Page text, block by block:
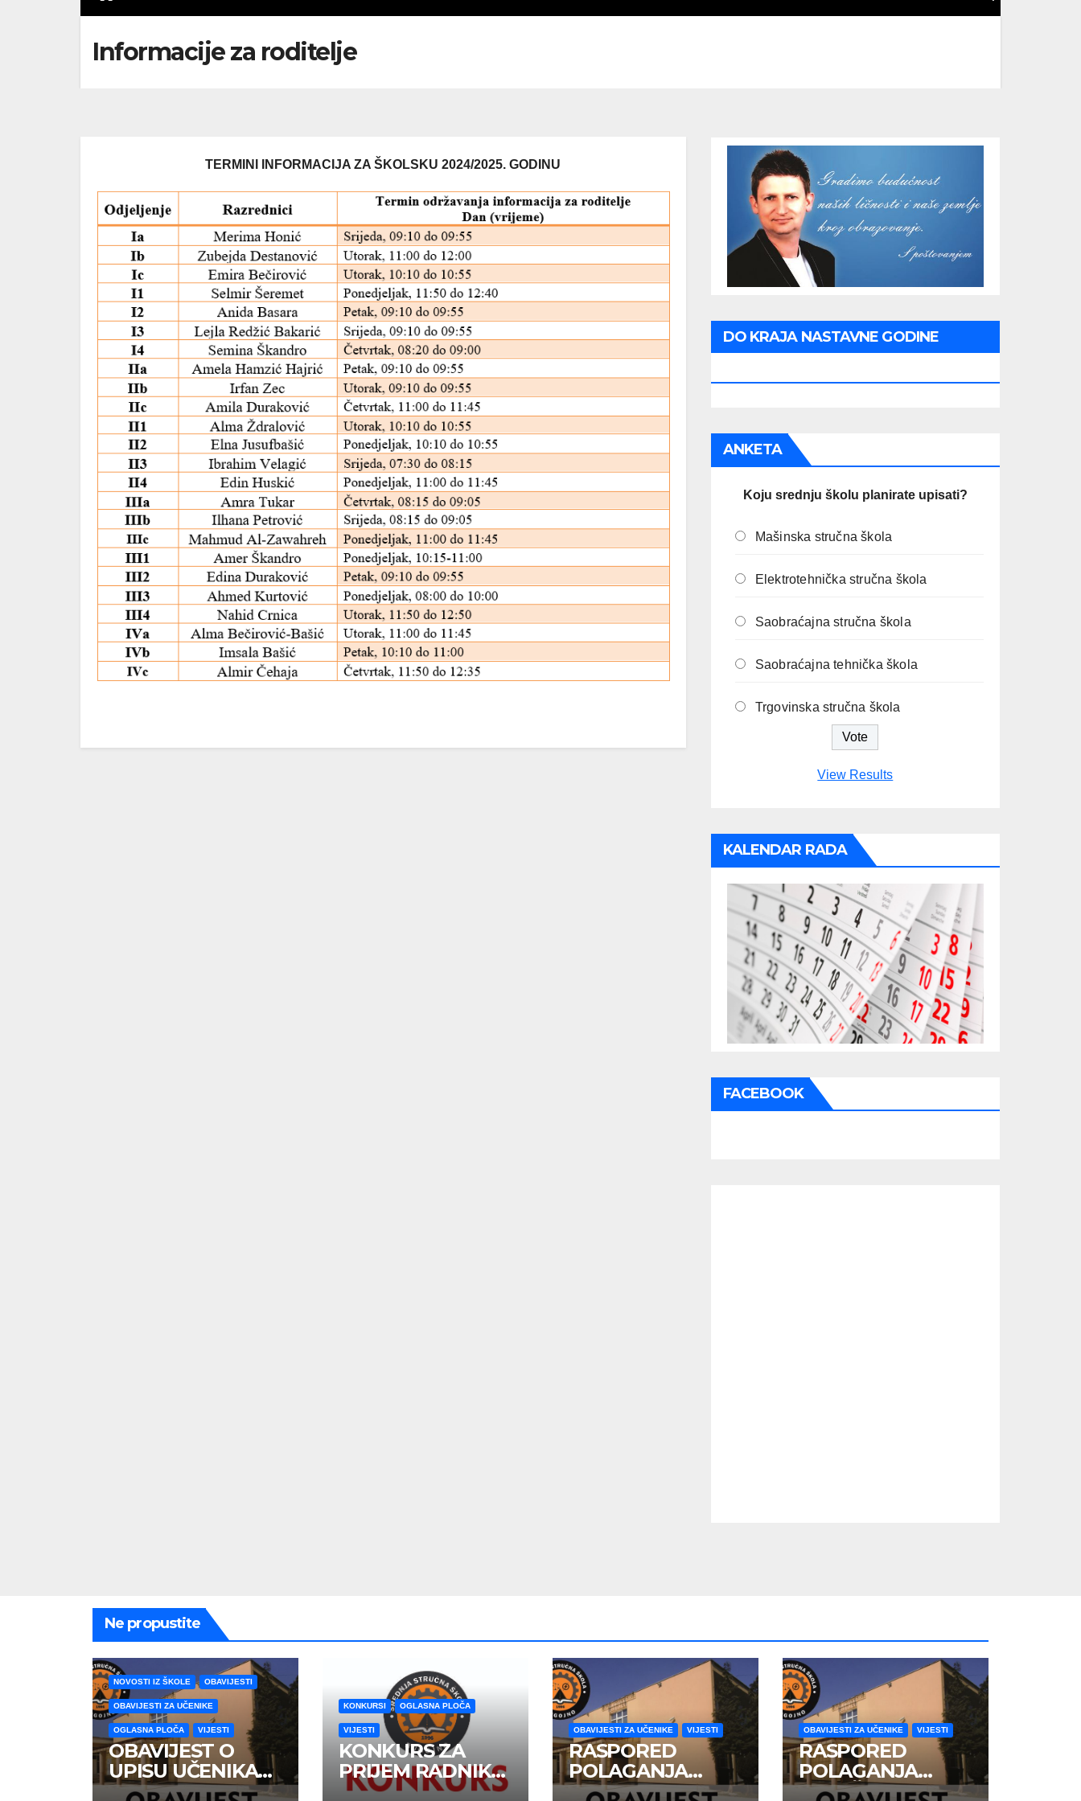
Informacije za roditelje
TERMINI INFORMACIJA ZA ŠKOLSKU 2024/2025. GODINU
DO KRAJA NASTAVNE GODINE
ANKETA
Koju srednju školu planirate upisati?
Mašinska stručna škola
Elektrotehnička stručna škola
Saobraćajna stručna škola
Saobraćajna tehnička škola
Trgovinska stručna škola
View Results
KALENDAR RADA
FACEBOOK
Ne propustite
NOVOSTI IZ ŠKOLE OBAVIJESTI
OBAVIJESTI ZA UČENIKE
OGLASNA PLOČA VIJESTI
OBAVIJEST O
UPISU UČENIKA
PRVIH RAZREDA
KONKURSI OGLASNA PLOČA
VIJESTI
KONKURS ZA
PRIJEM RADNIKA
U RADNI ODNOS
OBAVIJESTI ZA UČENIKE VIJESTI
RASPORED
POLAGANJA
MATURSKOG
OBAVIJESTI ZA UČENIKE VIJESTI
RASPORED
POLAGANJA
ZAVRŠNOG ISPITA